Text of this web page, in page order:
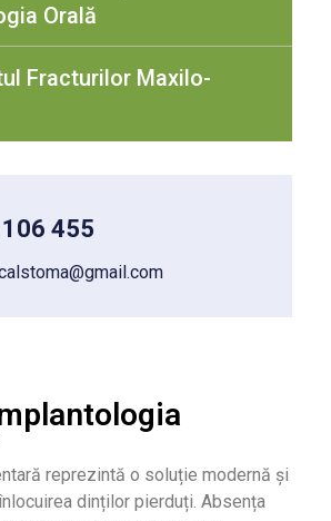
Orală
Fracturilor Maxilo-
455
reprezintă o soluție modernă și
dinților pierduți. Absența